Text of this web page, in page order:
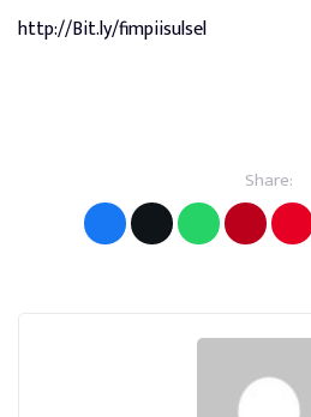
http://Bit.ly/fimpiisulsel
Share: